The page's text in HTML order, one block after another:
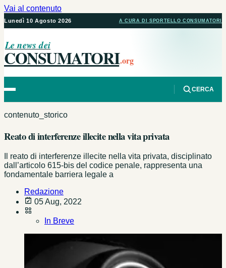
Vai al contenuto
Lunedì 10 Agosto 2026 A CURA DI SPORTELLO CONSUMATORI
Le news dei
CONSUMATORI.org
CERCA
contenuto_storico
Reato di interferenze illecite nella vita privata
Il reato di interferenze illecite nella vita privata, disciplinato
dall’articolo 615-bis del codice penale, rappresenta una
fondamentale barriera legale a
Redazione
05 Aug, 2022
In Breve